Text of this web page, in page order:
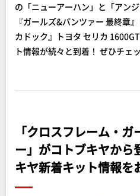
の「ニューアーハン」と「アン
『ガールズ&パンツァー 最終章
カドック』トヨタ セリカ
ト情報が続々と到着！ ぜひチェ
「クロスフレーム・
ー」がコトブキヤから
キヤ新着キット情報を